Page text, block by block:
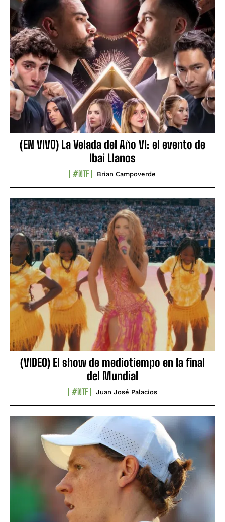
(EN VIVO) La Velada del Año VI: el evento de
Ibai Llanos
#NTF Brian Campoverde
(VIDEO) El show de mediotiempo en la final
del Mundial
#NTF Juan José Palacios